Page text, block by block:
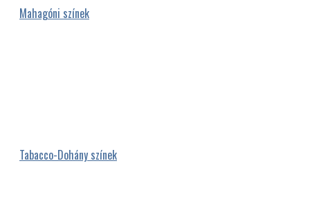
Mahagóni színek
Tabacco-Dohány színek